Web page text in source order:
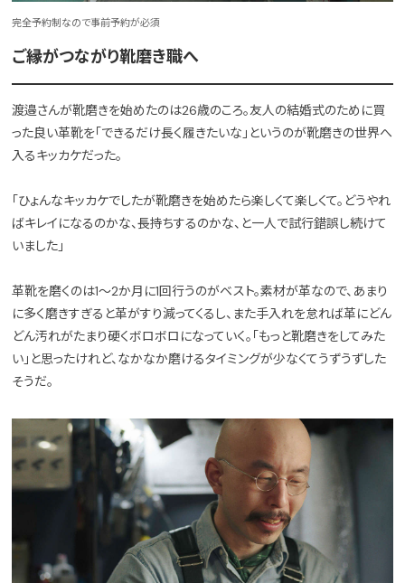
完全予約制なので事前予約が必須
ご縁がつながり靴磨き職へ
渡邉さんが靴磨きを始めたのは26歳のころ。友人の結婚式のために買
った良い革靴を「できるだけ長く履きたいな」というのが靴磨きの世界へ
入るキッカケだった。
「ひょんなキッカケでしたが靴磨きを始めたら楽しくて楽しくて。どうやれ
ばキレイになるのかな、長持ちするのかな、と一人で試行錯誤し続けて
いました」
革靴を磨くのは1〜2か月に1回行うのがベスト。素材が革なので、あまり
に多く磨きすぎると革がすり減ってくるし、また手入れを怠れば革にどん
どん汚れがたまり硬くボロボロになっていく。「もっと靴磨きをしてみた
い」と思ったけれど、なかなか磨けるタイミングが少なくてうずうずした
そうだ。